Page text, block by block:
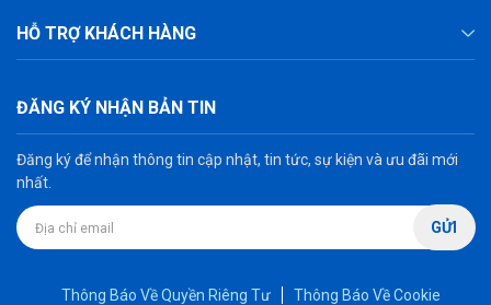
HỖ TRỢ KHÁCH HÀNG
ĐĂNG KÝ NHẬN BẢN TIN
Đăng ký để nhận thông tin cập nhật, tin tức, sự kiện và ưu đãi mới
nhất.
GỬI
Thông Báo Về Quyền Riêng Tư Thông Báo Về Cookie